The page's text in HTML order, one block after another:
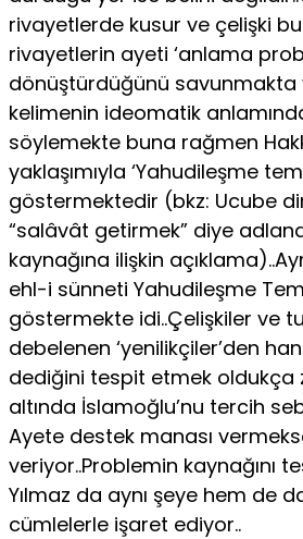
rivayetlerde kusur ve çelişki
rivayetlerin ayeti ‘anlama
dönüştürdüğünü savunmakta
kelimenin ideomatik
söylemekte buna rağmen Hakkı
yaklaşımıyla ‘Yahudileşme
göstermektedir (bkz: Ucube
“salâvât getirmek” diye
kaynağına ilişkin
ehl-i sünneti Yahudileşme
göstermekte idi..Çelişkiler ve
debelenen ‘yenilikçiler’den
dediğini tespit etmek oldukça
altında İslamoğlu’nu tercih
Ayete destek manası
veriyor..Problemin kaynağını
Yılmaz da aynı şeye hem de
cümlelerle işaret ediyor..